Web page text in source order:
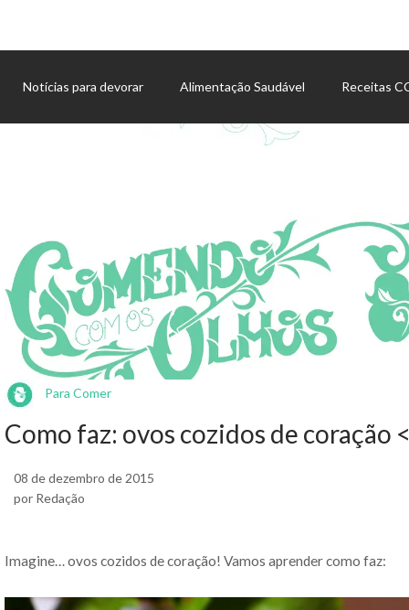
Notícias para devorar Alimentação Saudável Receitas
Para Comer
Como faz: ovos cozidos de coração
08 de dezembro de 2015
por Redação
Imagine… ovos cozidos de coração! Vamos aprender como faz: